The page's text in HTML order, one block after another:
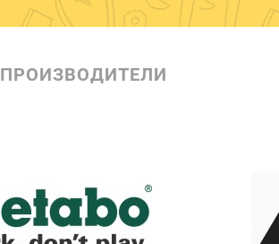
ПРОИЗВОДИТЕЛИ